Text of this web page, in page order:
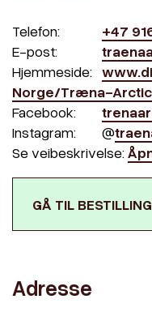
Telefon:
+47
E-post:
Hjemmeside:
Norge/Træna-
Facebook:
Instagram:
@
Se veibeskrivelse:
GÅ TIL BESTILLING
Adresse